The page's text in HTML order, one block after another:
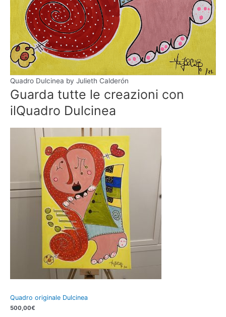
Quadro Dulcinea by Julieth Calderón
Guarda tutte le creazioni con
ilQuadro Dulcinea
Quadro originale Dulcinea
500,00€